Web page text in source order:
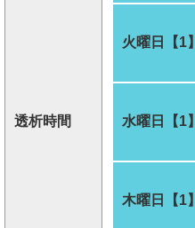
透析時間
火曜日【1】
水曜日【1】
木曜日【1】